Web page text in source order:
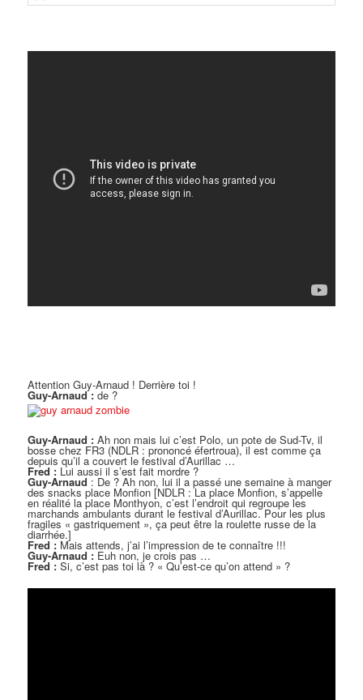
Attention Guy-Arnaud ! Derrière toi !
Guy-Arnaud : de ?
Guy-Arnaud : Ah non mais lui c’est Polo, un pote de Sud-Tv, il
bosse chez FR3 (NDLR : prononcé éfertroua), il est comme ça
depuis qu’il a couvert le festival d’Aurillac …
Fred : Lui aussi il s’est fait mordre ?
Guy-Arnaud : De ? Ah non, lui il a passé une semaine à manger
des snacks place Monfion [NDLR : La place Monfion, s’appelle
en réalité la place Monthyon, c’est l’endroit qui regroupe les
marchands ambulants durant le festival d’Aurillac. Pour les plus
fragiles « gastriquement », ça peut être la roulette russe de la
diarrhée.]
Fred : Mais attends, j’ai l’impression de te connaître !!!
Guy-Arnaud : Euh non, je crois pas …
Fred : Si, c’est pas toi là ? « Qu’est-ce qu’on attend » ?